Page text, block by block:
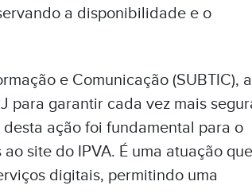
a disponibilidade e o
e Comunicação (SUBTIC), a
para garantir cada vez mais
ação foi fundamental para o
site do IPVA. É uma atuação que
digitais, permitindo uma